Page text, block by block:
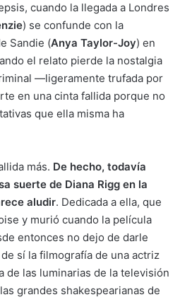
cuando la llegada a Londres
) se confunde con la
Sandie (Anya Taylor-Joy) en
el relato pierde la nostalgia
—ligeramente trufada por
en una cinta fallida porque no
que ella misma ha
más. De hecho, todavía
suerte de Diana Rigg en la
aludir. Dedicada a ella, que
y murió cuando la película
entonces no dejo de darle
sí la filmografía de una actriz
de las luminarias de la televisión
grandes shakespearianas de